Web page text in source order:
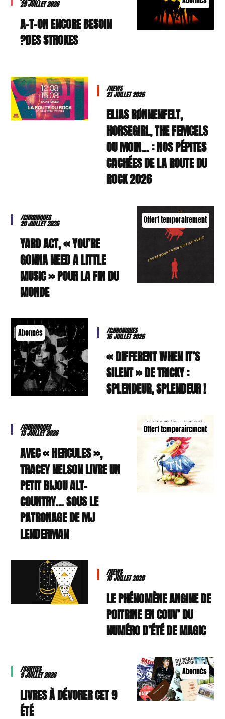
29 JUILLET 2026
A-T-ON ENCORE BESOIN
DES STROKES?
/NEWS
21 JUILLET 2026
ELIAS RØNNENFELT,
HORSEGIRL, THE FEMCELS
OU MOIN… : NOS PÉPITES
CACHÉES DE LA ROUTE DU
ROCK 2026
Offert temporairement
/CHRONIQUES
20 JUILLET 2026
YARD ACT, « YOU’RE
GONNA NEED A LITTLE
MUSIC » POUR LA FIN DU
MONDE
Abonnés /CHRONIQUES
16 JUILLET 2026
« DIFFERENT WHEN IT’S
SILENT » DE TRICKY :
SPLENDEUR, SPLENDEUR !
Offert temporairement
/CHRONIQUES
13 JUILLET 2026
AVEC « HERCULES »,
TRACEY NELSON LIVRE UN
PETIT BIJOU ALT-
COUNTRY… SOUS LE
PATRONAGE DE MJ
LENDERMAN
/NEWS
10 JUILLET 2026
LE PHÉNOMÈNE ANGINE DE
POITRINE EN COUV’ DU
NUMÉRO D’ÉTÉ DE MAGIC
Abonnés
/SORTIES
9 JUILLET 2026
9 LIVRES À DÉVORER CET
ÉTÉ